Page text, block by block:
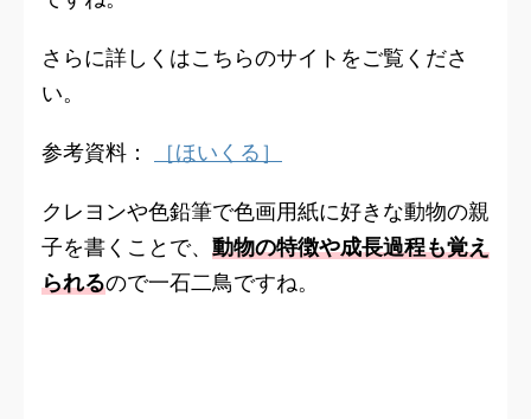
さらに詳しくはこちらのサイトをご覧くださ
い。
参考資料： ［ほいくる］
クレヨンや色鉛筆で色画用紙に好きな動物の親
子を書くことで、 動物の特徴や成長過程も覚え
られるので一石二鳥ですね。